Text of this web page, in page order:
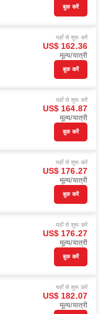
बुक करें
यहाँ से शुरू करें
US$ 162.36
मूल्य/यात्री
बुक करें
यहाँ से शुरू करें
US$ 164.87
मूल्य/यात्री
बुक करें
यहाँ से शुरू करें
US$ 176.27
मूल्य/यात्री
बुक करें
यहाँ से शुरू करें
US$ 176.27
मूल्य/यात्री
बुक करें
यहाँ से शुरू करें
US$ 182.07
मूल्य/यात्री